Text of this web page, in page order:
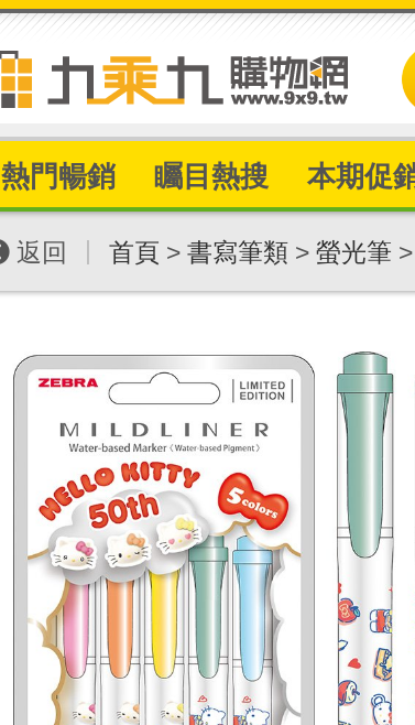
熱門暢銷 矚目熱搜 本期促
返回 | 首頁 > 書寫筆類 > 螢光筆